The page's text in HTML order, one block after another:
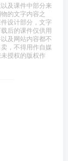
及课件中部分来
的文字内容之
设计部分，文字
后的课件仅供用
及网站内容都不
，不得用作自媒
授权的版权作